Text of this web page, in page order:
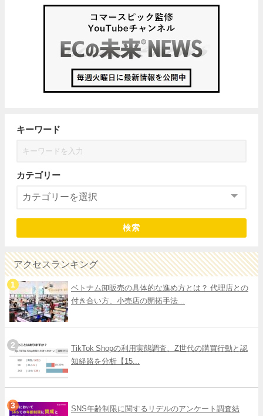
キーワード
カテゴリー
検索
アクセスランキング
ベトナム卸販売の具体的な進め方とは？ 代理店との
付き合い方、小売店の開拓手法...
TikTok Shopの利用実態調査、Z世代の購買行動と認
知経路を分析【15...
SNS年齢制限に関するリデルのアンケート調査結